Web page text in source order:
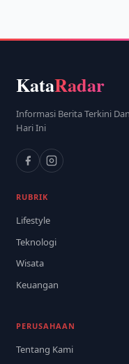
KataRadar
Informasi Berita Terkini
Hari Ini
RUBRIK
Lifestyle
Teknologi
Wisata
Keuangan
PERUSAHAAN
Tentang Kami